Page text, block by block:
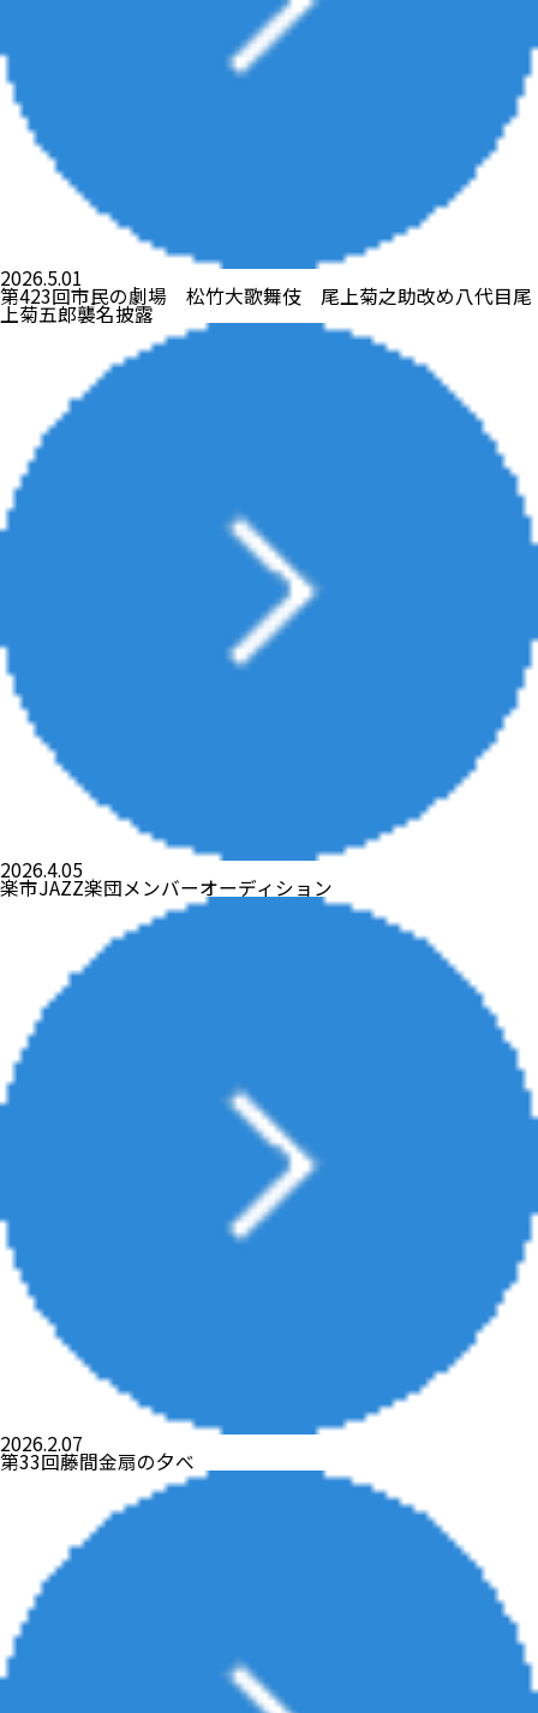
2026.5.01
第423回市民の劇場 松竹大歌舞伎 尾上菊之助改め八代目尾
上菊五郎襲名披露
2026.4.05
楽市JAZZ楽団メンバーオーディション
2026.2.07
第33回藤間金扇の夕べ